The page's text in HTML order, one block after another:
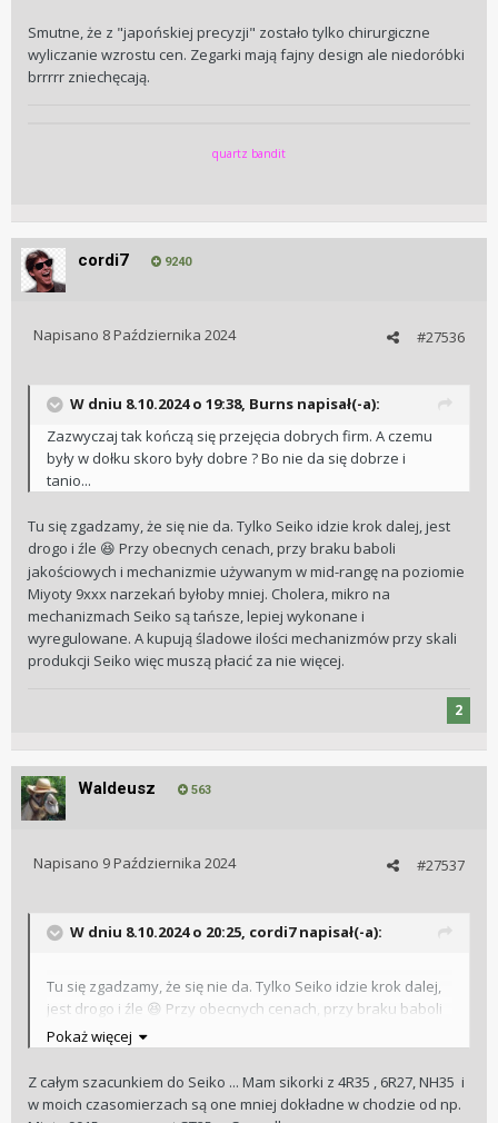
Smutne, że z "japońskiej precyzji" zostało tylko chirurgiczne
wyliczanie wzrostu cen. Zegarki mają fajny design ale niedoróbki
brrrrr zniechęcają.
quartz bandit
cordi7 9240
#27536
Napisano 8 Października 2024
W dniu 8.10.2024 o 19:38, Burns napisał(-a):
Zazwyczaj tak kończą się przejęcia dobrych firm. A czemu
były w dołku skoro były dobre ? Bo nie da się dobrze i
tanio...
Tu się zgadzamy, że się nie da. Tylko Seiko idzie krok dalej, jest
drogo i źle 😆 Przy obecnych cenach, przy braku baboli
jakościowych i mechanizmie używanym w mid-rangę na poziomie
Miyoty 9xxx narzekań byłoby mniej. Cholera, mikro na
mechanizmach Seiko są tańsze, lepiej wykonane i
wyregulowane. A kupują śladowe ilości mechanizmów przy skali
produkcji Seiko więc muszą płacić za nie więcej.
2
Waldeusz 563
#27537
Napisano 9 Października 2024
W dniu 8.10.2024 o 20:25, cordi7napisał(-a):
Tu się zgadzamy, że się nie da. Tylko Seiko idzie krok dalej,
jest drogo i źle 😆 Przy obecnych cenach, przy braku baboli
jakościowych i mechanizmie używanym w mid-rangę na
poziomie Miyoty 9xxx narzekań byłoby mniej. Cholera,
mikro na mechanizmach Seiko są tańsze, lepiej wykonane i
wyregulowane. A kupują śladowe ilości mechanizmów przy
Pokaż więcej
Z całym szacunkiem do Seiko ... Mam sikorki z 4R35 , 6R27, NH35 i
w moich czasomierzach są one mniej dokładne w chodzie od np.